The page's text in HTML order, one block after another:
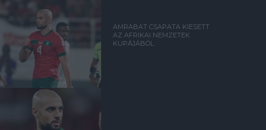
AMRABAT CSAPATA KIESETT
AZ AFRIKAI NEMZETEK
KUPÁJÁBÓL